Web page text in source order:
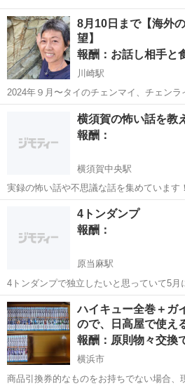
8月10日まで【海外
望】
報酬：お話し相手と
川崎駅
2024年９月〜タイのチェンマイ、チェン
側）→タイのサムイ島で、観光ビザで生活してお
けないで長期滞在する方法、 治安や食事
パート、注意する点など...
横浜市 川崎駅 手伝って/
横須賀の怖い話を教
報酬：
横須賀中央駅
実録の怖い話や不思議な話を集めています
も大丈夫です。 心霊系でなくても構わない
章が難しければZoom等のツールを使用し
可能なのでご相談ください！！
横須賀市 横須賀中央駅
4トンダンプ
報酬：
原当麻駅
4トンダンプで独立したいと思っていて5月
たか使っていただける業者さんいらっしゃ
いします。専属台車になれます。
神奈川 相模原市 原当麻駅 手伝
ハイキュー全巻＋ガ
ので、日高屋で使え
報酬：原則物々交換
横浜市
商品引換券的なものをお持ちでない場合、